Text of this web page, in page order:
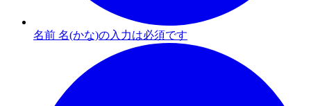
名前 名(かな)の入力は必須です